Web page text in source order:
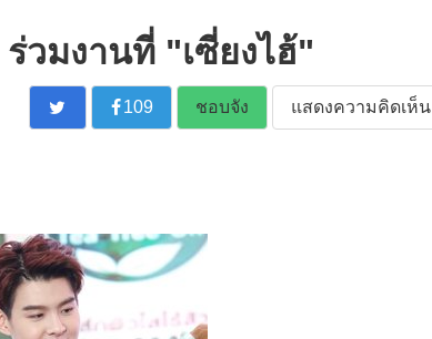
วมงานที่ "เซี่ยงไฮ้"
109 ชอบจัง แสดงความคิดเห็น